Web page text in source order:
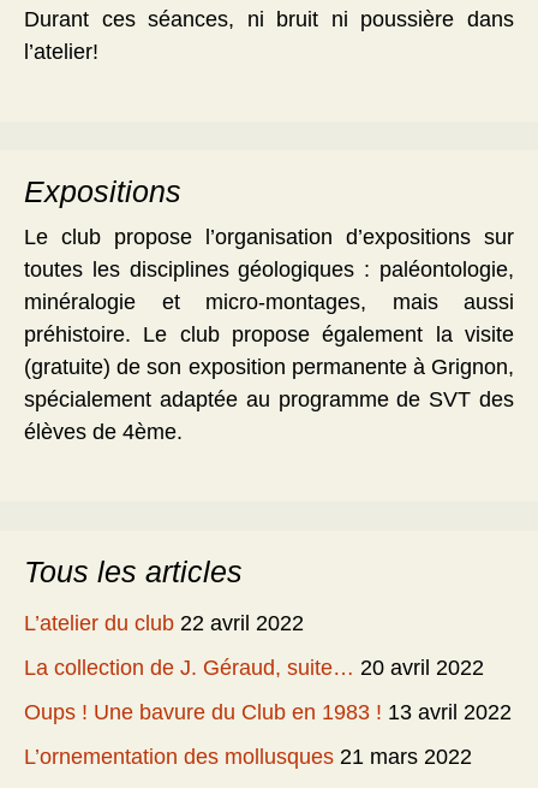
Durant ces séances, ni bruit ni poussière dans
l’atelier!
Expositions
Le club propose l’organisation d’expositions sur
toutes les disciplines géologiques : paléontologie,
minéralogie et micro-montages, mais aussi
préhistoire. Le club propose également la visite
(gratuite) de son exposition permanente à Grignon,
spécialement adaptée au programme de SVT des
élèves de 4ème.
Tous les articles
L’atelier du club 22 avril 2022
La collection de J. Géraud, suite… 20 avril 2022
Oups ! Une bavure du Club en 1983 ! 13 avril 2022
L’ornementation des mollusques 21 mars 2022